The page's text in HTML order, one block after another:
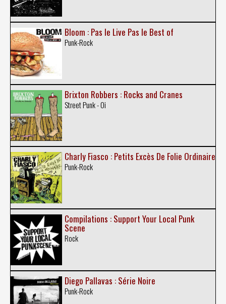
Bloom : Pas le Live Pas le Best of
Punk-Rock
Brixton Robbers : Rocks and Cranes
Street Punk - Oi
Charly Fiasco : Petits Excès De Folie Ordinaire
Punk-Rock
Compilations : Support Your Local Punk
Scene
Rock
Diego Pallavas : Série Noire
Punk-Rock